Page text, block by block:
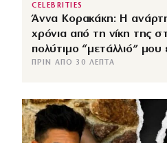
CELEBRITIES
Άννα Κορακάκη: Η
χρόνια από τη νίκη της
πολύτιμο “μετάλλιό” μου
ΠΡΙΝ ΑΠΌ 30 ΛΕΠΤΆ